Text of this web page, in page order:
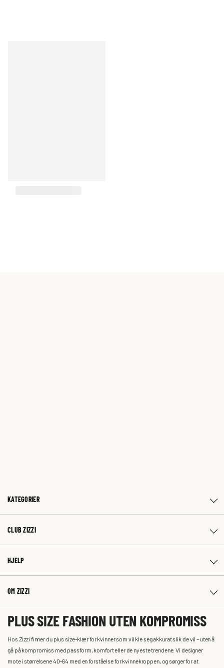
KATEGORIER
CLUB ZIZZI
HJELP
OM ZIZZI
PLUS SIZE FASHION UTEN KOMPROMISS
Hos Zizzi finner du plus size-klær for kvinner som vil kle seg akkurat slik de vil – uten å
gå på kompromiss med passform, komfort eller de nyeste trendene. Vi designer
mote i størrelsene 40–64 med en forståelse for kvinnekroppen, og sørger for at